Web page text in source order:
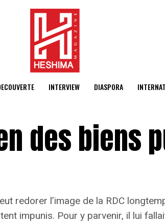
INTERVIEW DIASPORA
des biens
redorer l’image de la RDC
impunis. Pour y parvenir, il lui